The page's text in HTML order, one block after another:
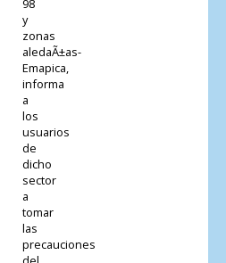
98
y
zonas
aledaÃ±as-
Emapica,
informa
a
los
usuarios
de
dicho
sector
a
tomar
las
precauciones